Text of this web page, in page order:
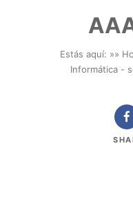
Estás aquí: »»
Informática -